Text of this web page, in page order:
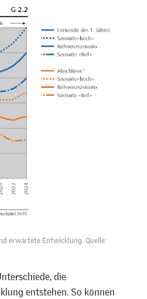
erwartete Entwicklung. Quelle:
die
entstehen. So können